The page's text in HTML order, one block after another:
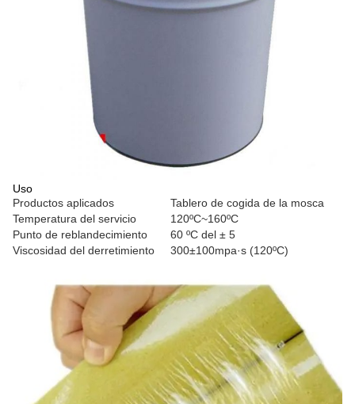
Uso
Productos aplicados
Tablero de cogida de la mosca
Temperatura del servicio
120ºC~160ºC
Punto de reblandecimiento
60 ºC del ± 5
Viscosidad del derretimiento
300±100mpa·s (120ºC)